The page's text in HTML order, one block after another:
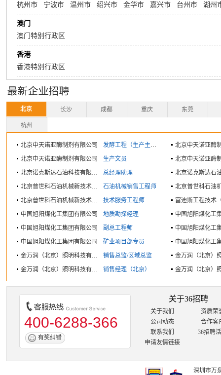
杭州市
宁波市 温州市 绍兴市 金华市 嘉兴市 台州市 湖州
澳门
澳门特别行政区
香港
香港特别行政区
北京 长沙 成都 重庆 东莞
杭州
北京中天诺亚酶制剂有限公司 发酵工程（生产主管）
北京中天诺亚酶
北京中天诺亚酶制剂有限公司
生产文员
北京中天诺亚酶
北京诺克斯达石油科技有限公司
总经理助理
北京普世科石油机械新技术有限公司
石油机械销售工程师
北京普世科石油机械新技术有限公司
技术服务工程师
中国旭阳煤化工集团有限公司
地质勘探经理
中国旭阳煤化工
中国旭阳煤化工集团有限公司
副总工程师
中国旭阳煤化工
中国旭阳煤化工集团有限公司
矿业项目部专员
中国旭阳煤化工
金万润（北京）照明科技有限公司
销售总监/区域总监
金万润（北京）照明科技有限公司
销售经理（北京）
400-6288-366
有奖纠错
关于36招聘
关于我们
资质荣
公司动态
合作客
联系我们
36招聘
申请友情链接
深圳市万